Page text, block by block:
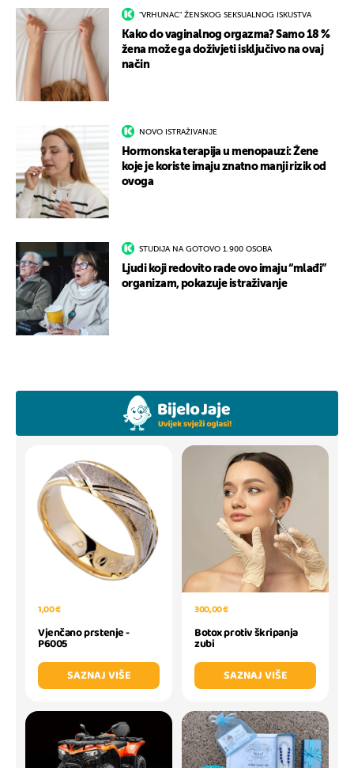
"VRHUNAC" ŽENSKOG SEKSUALNOG ISKUSTVA
Kako do vaginalnog orgazma? Samo 18 %
žena može ga doživjeti isključivo na ovaj
način
NOVO ISTRAŽIVANJE
Hormonska terapija u menopauzi: Žene
koje je koriste imaju znatno manji rizik od
ovoga
STUDIJA NA GOTOVO 1.900 OSOBA
Ljudi koji redovito rade ovo imaju “mlađi”
organizam, pokazuje istraživanje
1,00 €
Vjenčano prstenje -
P6005
SAZNAJ VIŠE
300,00 €
Botox protiv škripanja
zubi
SAZNAJ VIŠE